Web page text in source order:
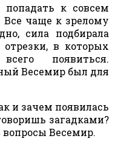
к совсем
чаще к зрелому
сила подбирала
в которых
появиться.
Весемир был для
и зачем появилась
загадками?
Весемир.